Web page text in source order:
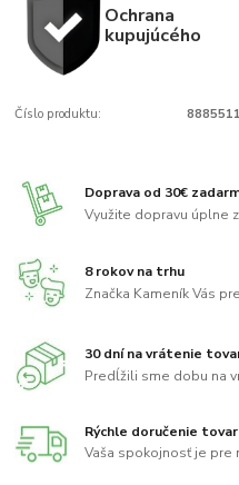
Ochrana
kupujúcého
Číslo produktu:
Doprava od 30€
Využite dopravu úplne
8 rokov na trhu
Značka Kameník Vás
30 dní na vrátenie
Predĺžili sme dobu na
Rýchle doručenie
Vaša spokojnosť je pre